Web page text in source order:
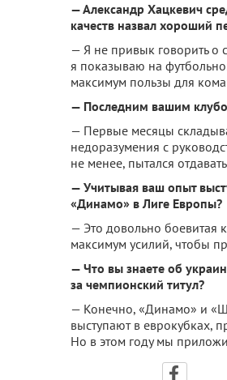
— Александр Хацкевич
качеств назвал хороший
— Я не привык говорить о
я показываю на
максимум пользы для
— Последним вашим
— Первые месяцы
недоразумения с
не менее, пытался
— Учитывая ваш опыт
«Динамо» в Лиге Европы?
— Это довольно боевитая
максимум усилий, чтобы
— Что вы знаете об
за чемпионский титул?
— Конечно, «Динамо» и
выступают в еврокубках,
Но в этом году мы